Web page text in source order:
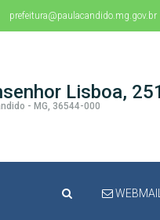
prefeitura@paulacandido.mg.gov.br
Lisboa, 251
- MG, 36544-000
WEBMAIL